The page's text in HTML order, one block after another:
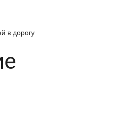
в дорогу